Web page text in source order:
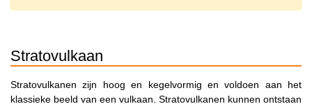
Stratovulkaan
Stratovulkanen zijn hoog en kegelvormig en voldoen aan het
klassieke beeld van een vulkaan. Stratovulkanen kunnen ontstaan